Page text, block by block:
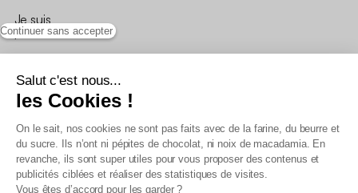
Continuer sans accepter
Salut c'est nous...
les Cookies !
On le sait, nos cookies ne sont pas faits avec de la farine, du beurre et
du sucre. Ils n’ont ni pépites de chocolat, ni noix de macadamia. En
revanche, ils sont super utiles pour vous proposer des contenus et
publicités ciblées et réaliser des statistiques de visites.
Vous êtes d’accord pour les garder ?
Je suis
professionnel
Conditions générales de vente
Conditions générales du programme de fidélité
Charte de données personnelles
Conditions générales de vente Pro